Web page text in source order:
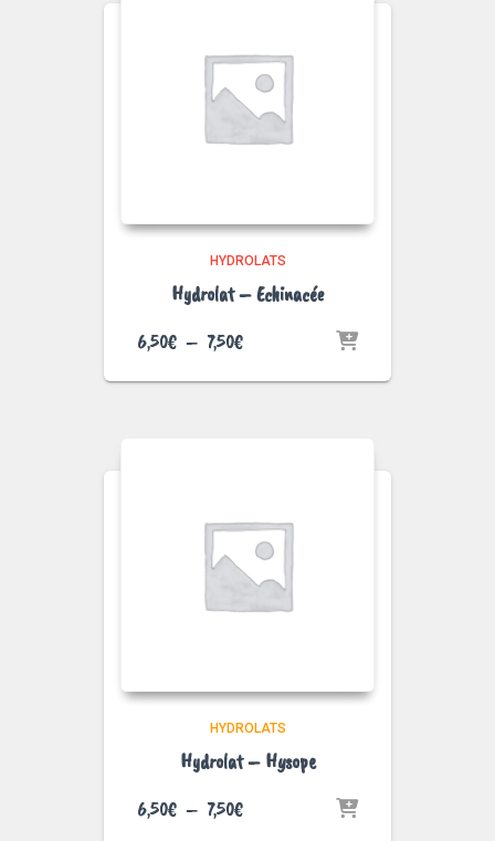
HYDROLATS
Hydrolat – Echinacée
6,50€ – 7,50€Plage
prix :
HYDROLATS
Hydrolat – Hysope
6,50€ – 7,50€Plage